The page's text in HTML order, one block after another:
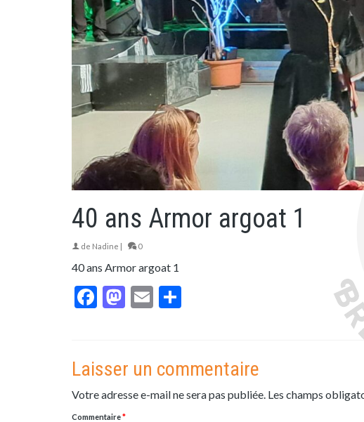
40 ans Armor argoat 1
de Nadine | 0
40 ans Armor argoat 1
Facebook
Mastodon
Email
Laisser un commentaire
Votre adresse e-mail ne sera pas publiée. Les champs
Commentaire*